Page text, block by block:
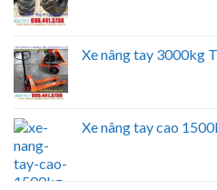
Xe nâng tay 3000kg
Xe nâng tay cao